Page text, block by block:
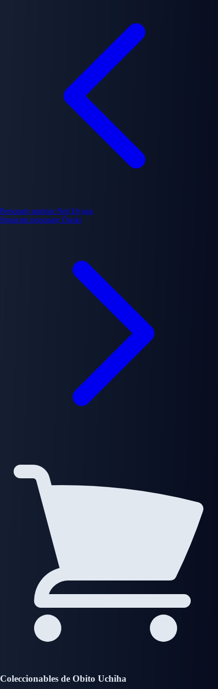
Personaje anterior Neji Hyuga
Siguiente personaje Ōnoki
Coleccionables de Obito Uchiha